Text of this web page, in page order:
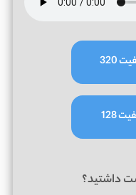
320
128
داشتید؟